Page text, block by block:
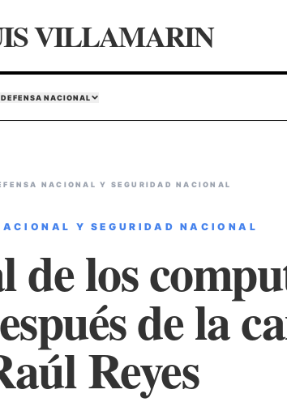
VILLAMARIN
DEFENSA NACIONAL
NACIONAL Y SEGURIDAD NACIONAL
Y SEGURIDAD NACIONAL
de los
de la
Reyes